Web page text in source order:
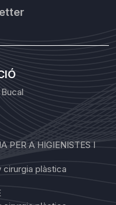
PER A HIGIENISTES I
cirurgia plàstica